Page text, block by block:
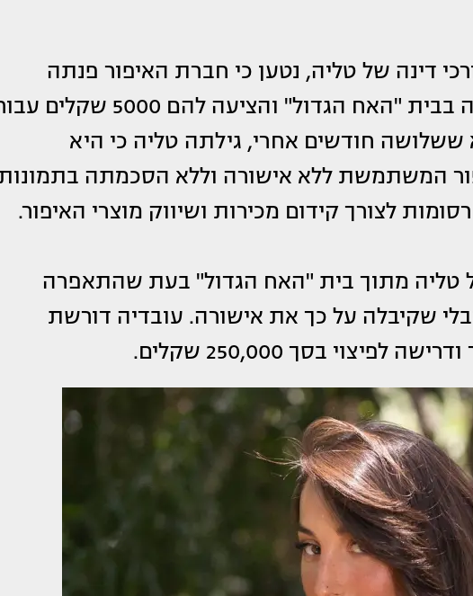
דינה של טליה, נטען כי חברת האיפור פנתה
למשפחתה של עובדיה, עת שהתה בבית "האח הגדול" והציעה להם 5000
חודשים אחרי, גילתה טליה כי היא
המשתמשת ללא אישורה וללא הסכמתה
לצורך קידום מכירות ושיווק מוצרי האיפור.
מתוך בית "האח הגדול" בעת שהתאפרה
שקיבלה על כך את אישורה. עובדיה דורשת
בסך 250,000 שקלים.